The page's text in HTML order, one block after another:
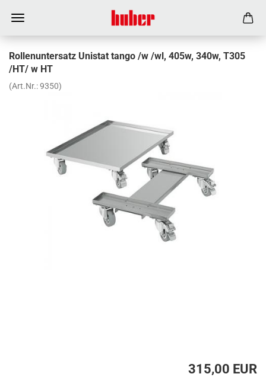
Rollenuntersatz Unistat tango /w /wl, 405w, 340w, T305
/HT/ w HT
(Art.Nr.:9350)
315,00 EUR